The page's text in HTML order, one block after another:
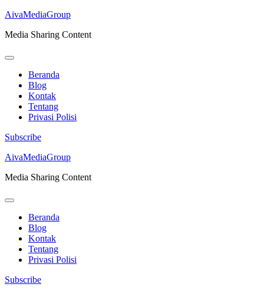
AivaMediaGroup
Media Sharing Content
Beranda
Blog
Kontak
Tentang
Privasi Polisi
Subscribe
Lompat
konten
Enter)
AivaMediaGroup
Media Sharing Content
Beranda
Blog
Kontak
Tentang
Privasi Polisi
Subscribe